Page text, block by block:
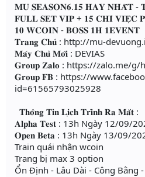
𝐌𝐔 𝐒𝐄𝐀𝐒𝐎𝐍𝟔.𝟏𝟓 𝐇𝐀𝐘 𝐍𝐇𝐀̂́𝐓
𝐅𝐔𝐋𝐋 𝐒𝐄𝐓 𝐕𝐈𝐏 + 𝟏𝟓 𝐂𝐇𝐈̉
𝟏𝟎 𝐖𝐂𝐎𝐈𝐍 - 𝐁𝐎𝐒𝐒 𝟏𝐇 𝟏𝐄𝐕𝐄𝐍𝐓
𝐓𝐫𝐚𝐧𝐠 𝐂𝐡𝐮̉ : http://mu-
𝐌𝐚́𝐲 𝐂𝐡𝐮̉ 𝐌𝐨̛́𝐢 : DEVIAS
𝐆𝐫𝐨𝐮𝐩 𝐙𝐚𝐥𝐨 : https://zalo.me/g/
𝐆𝐫𝐨𝐮𝐩 𝐅𝐁 : https://
id=61565793025928
𝐓𝐡𝐨̂𝐧𝐠 𝐓𝐢𝐧 𝐋𝐢̣𝐜𝐡 𝐓𝐫𝐢̀𝐧𝐡 𝐑𝐚 𝐌𝐚̆́𝐭 :
𝐀𝐥𝐩𝐡𝐚 𝐓𝐞𝐬𝐭 : 13h Ngày 12/09/
𝐎𝐩𝐞𝐧 𝐁𝐞𝐭𝐚 : 13h Ngày 13/09/
Train quái nhận wcoin
Trang bị max 3 option
Ổn Định - Lâu Dài - Công Bằng